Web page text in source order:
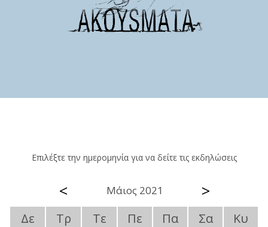
Επιλέξτε την ημερομηνία για να δείτε τις εκδηλώσεις
< Μάιος 2021 >
Δε Τρ Τε Πε Πα Σα
Κυ